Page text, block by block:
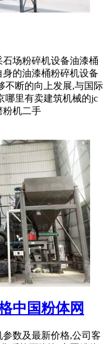
场粉碎机设备油漆桶
的油漆桶粉碎机设备
不断的向上发展,与国际
哪里有卖建筑机械的jc
粉机二手
中国粉体网
数及最新价格,公司客